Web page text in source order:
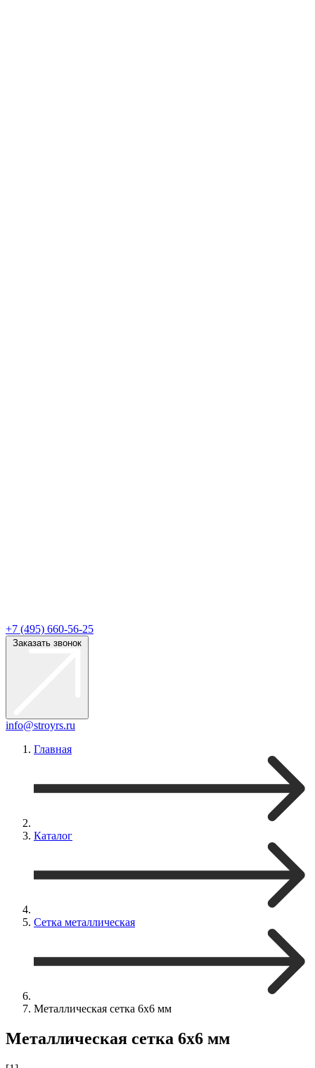
+7 (495) 660-56-25
Заказать звонок
info@stroyrs.ru
Главная
Каталог
Сетка металлическая
Металлическая сетка 6х6 мм
Металлическая сетка 6х6 мм